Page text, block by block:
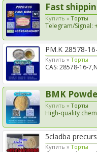
Fast
Купить » Tорты
Telegram/Signal:
PM.K 28578-
Купить » Tорты
CAS: 28578-16-
BMK
Купить » Tорты
High-quality
5cladba
Купить » Tорты